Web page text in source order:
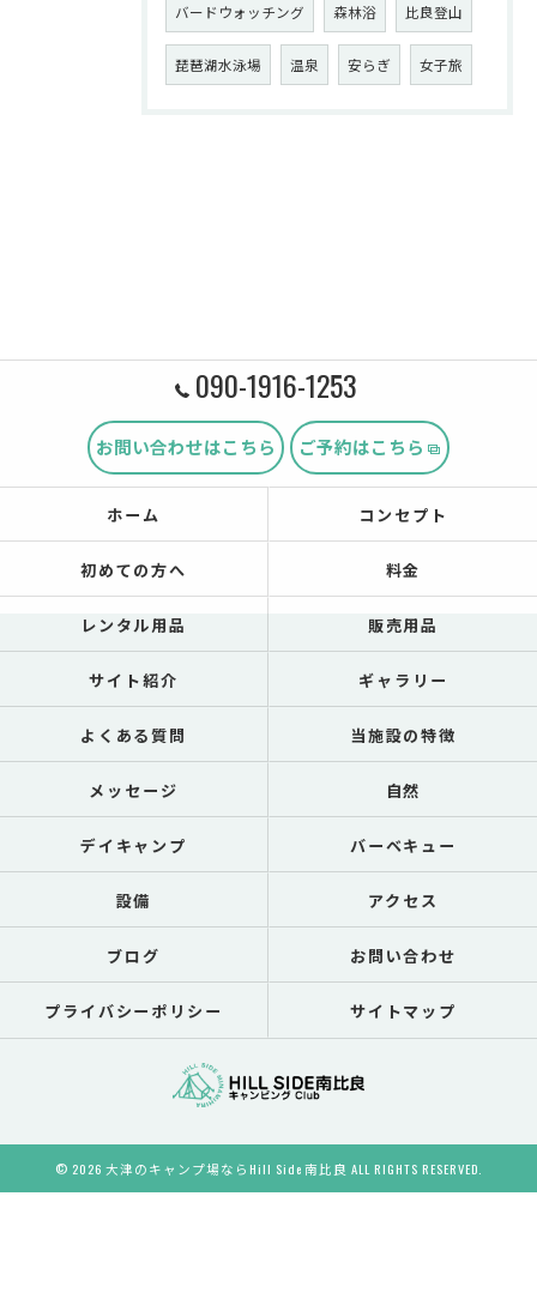
バードウォッチング 森林浴 比良登山
琵琶湖水泳場 温泉 安らぎ 女子旅
090-1916-1253
お問い合わせはこちら ご予約はこちら
ホーム コンセプト
初めての方へ 料金
レンタル用品 販売用品
サイト紹介 ギャラリー
よくある質問 当施設の特徴
メッセージ 自然
デイキャンプ バーベキュー
設備 アクセス
ブログ お問い合わせ
プライバシーポリシー サイトマップ
© 2026 大津のキャンプ場ならHill Side 南比良 ALL RIGHTS RESERVED.